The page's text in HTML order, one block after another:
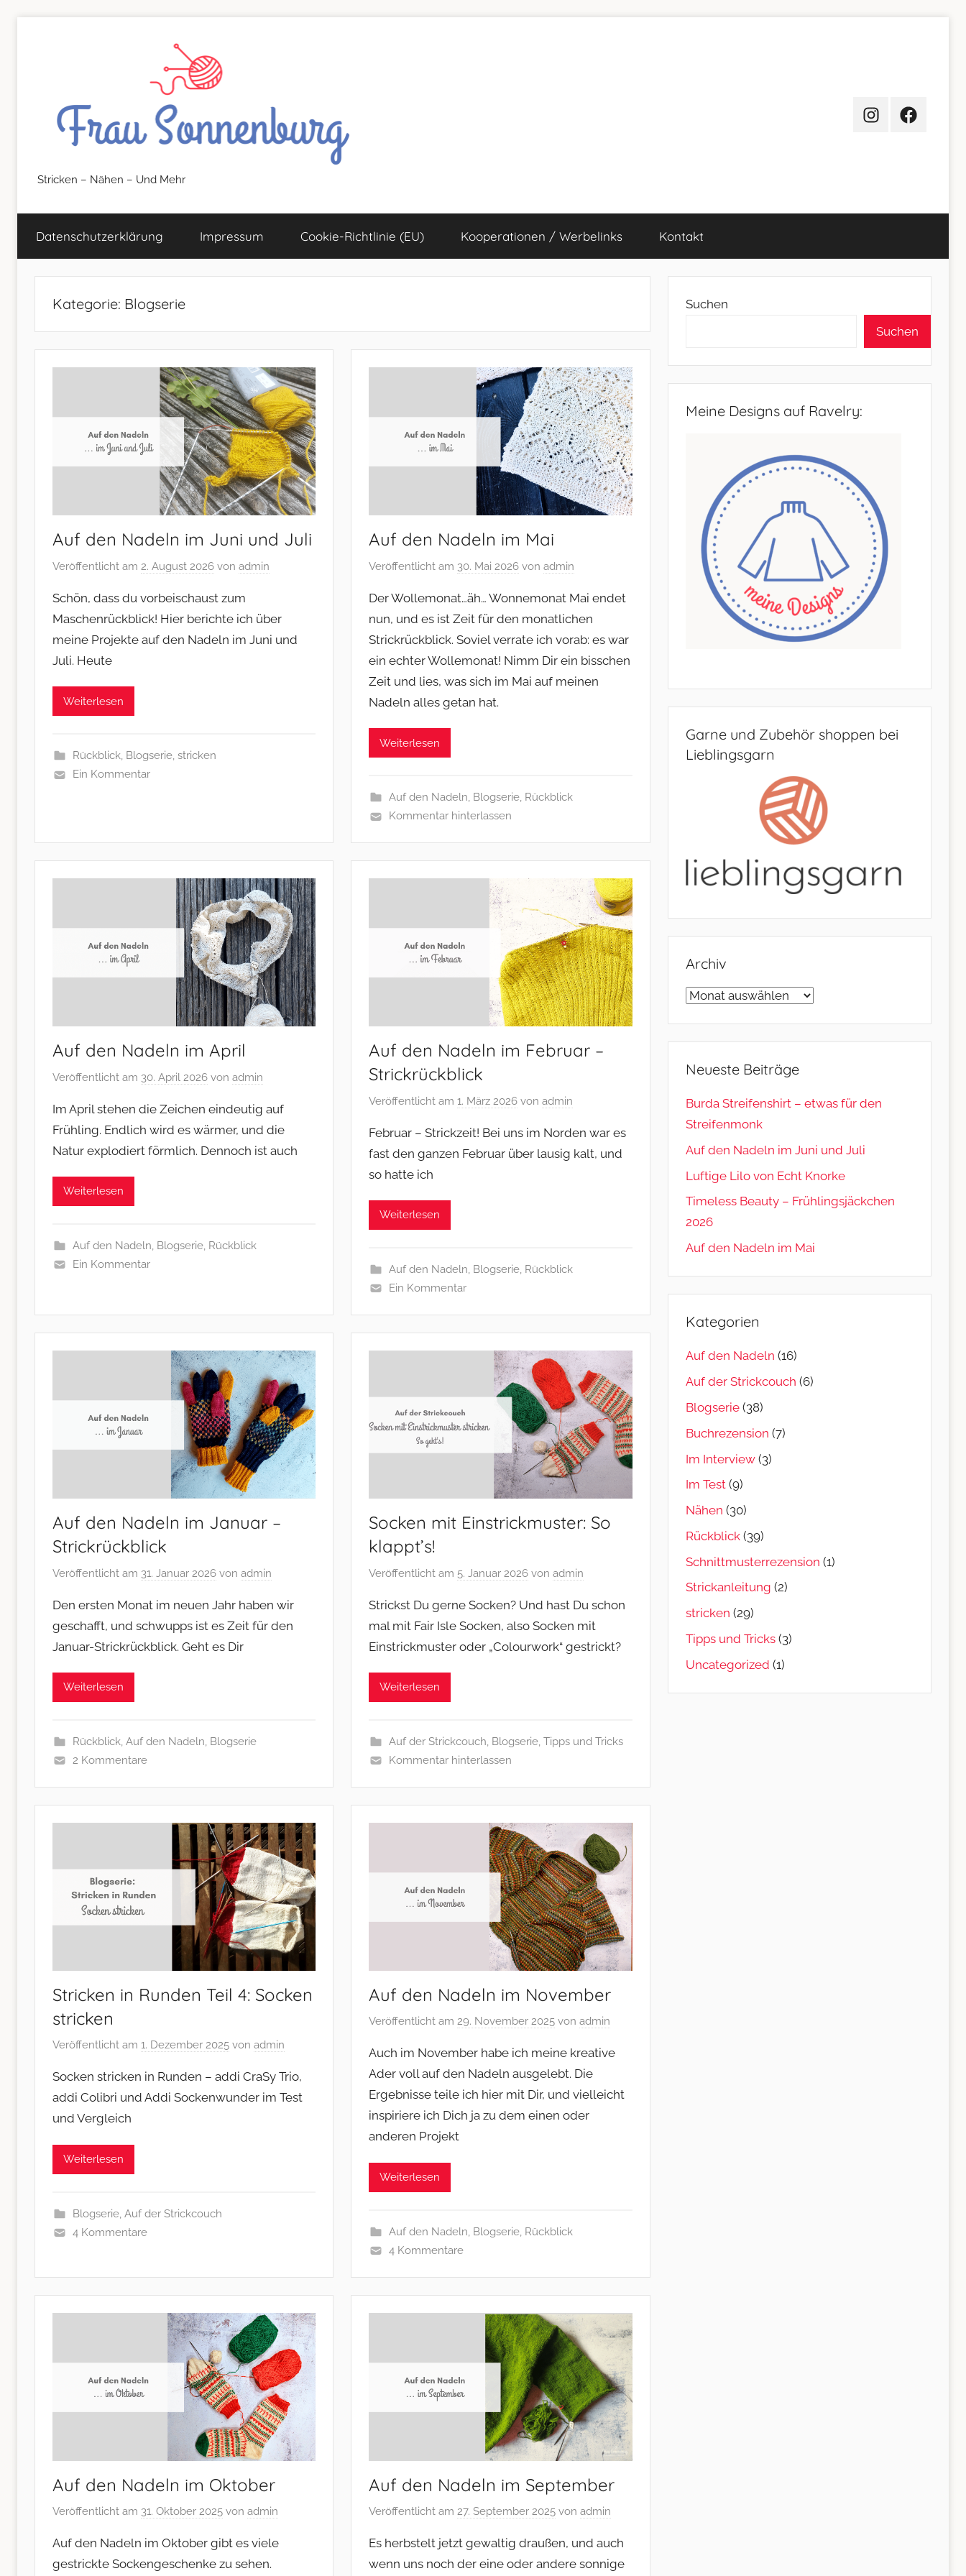
FrauSonnenburg
–
Stricken
Nähen
mehr
Stricken – Nähen – Und Mehr
InstagramFacebook
Datenschutz­erklärung Impressum Cookie-Richtlinie (EU) Kooperationen / Werbelinks Kontakt
Kategorie: Blogserie
Auf den Nadeln im Juni und Juli
Veröffentlicht am 2. August 2026 von admin
Schön, dass du vorbeischaust zum
Maschenrückblick! Hier berichte ich über
meine Projekte auf den Nadeln im Juni und
Juli. Heute
Weiterlesen
Rückblick, Blogserie, stricken
Ein Kommentar
Auf den Nadeln im Mai
Veröffentlicht am 30. Mai 2026 vonadmin
Der Wollemonat…äh… Wonnemonat Mai endet
nun, und es ist Zeit für den monatlichen
Strickrückblick. Soviel verrate ich vorab: es war
ein echter Wollemonat! Nimm Dir ein bisschen
Zeit und lies, was sich im Mai auf meinen
Nadeln alles getan hat.
Weiterlesen
Auf den Nadeln, Blogserie, Rückblick
Kommentar hinterlassen
Auf den Nadeln im April
Veröffentlicht am 30. April 2026 von admin
Im April stehen die Zeichen eindeutig auf
Frühling. Endlich wird es wärmer, und die
Natur explodiert förmlich. Dennoch ist auch
Weiterlesen
Auf den Nadeln, Blogserie, Rückblick
Ein Kommentar
Auf den Nadeln im Februar –
Strickrückblick
Veröffentlicht am1. März 2026 vonadmin
Februar – Strickzeit! Bei uns im Norden war es
fast den ganzen Februar über lausig kalt, und
so hatte ich
Weiterlesen
Auf den Nadeln, Blogserie, Rückblick
Ein Kommentar
Auf den Nadeln im Januar –
Strickrückblick
Veröffentlicht am 31. Januar 2026 von admin
Den ersten Monat im neuen Jahr haben wir
geschafft, und schwupps ist es Zeit für den
Januar-Strickrückblick. Geht es Dir
Weiterlesen
Rückblick, Auf den Nadeln, Blogserie
2 Kommentare
Socken mit Einstrickmuster: So
klappt’s!
Veröffentlicht am 5. Januar 2026 vonadmin
Strickst Du gerne Socken? Und hast Du schon
mal mit Fair Isle Socken, also Socken mit
Einstrickmuster oder „Colourwork“ gestrickt?
Weiterlesen
Auf der Strickcouch, Blogserie, Tipps und Tricks
Kommentar hinterlassen
Stricken in Runden Teil 4: Socken
stricken
Veröffentlicht am 1. Dezember 2025 von admin
Socken stricken in Runden – addi CraSy Trio,
addi Colibri und Addi Sockenwunder im Test
und Vergleich
Weiterlesen
Blogserie, Auf der Strickcouch
4 Kommentare
Auf den Nadeln im November
Veröffentlicht am29. November 2025 vonadmin
Auch im November habe ich meine kreative
Ader voll auf den Nadeln ausgelebt. Die
Ergebnisse teile ich hier mit Dir, und vielleicht
inspiriere ich Dich ja zu dem einen oder
anderen Projekt
Weiterlesen
Auf den Nadeln, Blogserie, Rückblick
4 Kommentare
Auf den Nadeln im Oktober
Veröffentlicht am 31. Oktober 2025 von admin
Auf den Nadeln im Oktober gibt es viele
gestrickte Sockengeschenke zu sehen.
Auf den Nadeln im September
Veröffentlicht am27. September 2025 vonadmin
Es herbstelt jetzt gewaltig draußen, und auch
wenn uns noch der eine oder andere sonnige
Suchen
Suchen
Meine Designs auf Ravelry:
Garne und Zubehör shoppen bei
Lieblingsgarn
Archiv
Archiv
Neueste Beiträge
Burda Streifenshirt – etwas für den
Streifenmonk
Auf den Nadeln im Juni und Juli
Luftige Lilo von Echt Knorke
Timeless Beauty – Frühlingsjäckchen
2026
Auf den Nadeln im Mai
Kategorien
Auf den Nadeln (16)
Auf der Strickcouch (6)
Blogserie(38)
Buchrezension (7)
Im Interview(3)
Im Test(9)
Nähen (30)
Rückblick(39)
Schnittmusterrezension (1)
Strickanleitung (2)
stricken (29)
Tipps und Tricks(3)
Uncategorized (1)